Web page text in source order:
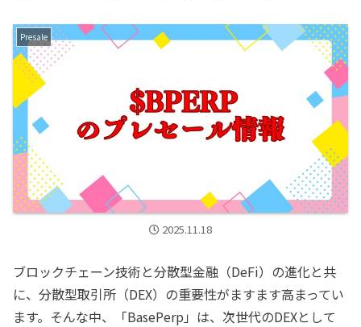
Presale
2025.11.18
ブロックチェーン技術と分散型金融（DeFi）の進化と共
に、分散型取引所（DEX）の重要性がますます高まってい
ます。そんな中、「BasePerp」は、次世代のDEXとして